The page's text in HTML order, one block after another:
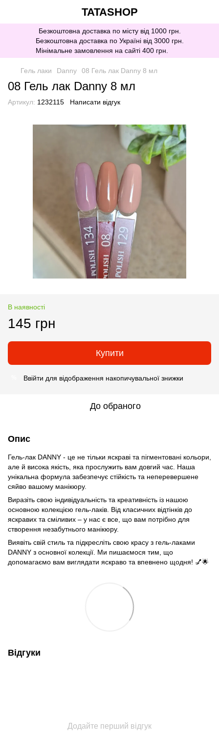
TATASHOP
Безкоштовна доставка по місту від 1000 грн.
Безкоштовна доставка по Україні від 3000 грн.
Мінімальне замовлення на сайті 400 грн.
Гель лаки Danny 08 Гель лак Danny 8 мл
08 Гель лак Danny 8 мл
Артикул: 1232115 Написати відгук
В наявності
145 грн
Купити
Ввійти для відображення накопичувальної знижки
До обраного
Опис
Гель-лак DANNY - це не тільки яскраві та пігментовані кольори,
але й висока якість, яка прослужить вам довгий час. Наша
унікальна формула забезпечує стійкість та неперевершене
сяйво вашому манікюру.
Виразіть свою індивідуальність та креативність із нашою
основною колекцією гель-лаків. Від класичних відтінків до
яскравих та сміливих – у нас є все, що вам потрібно для
створення незабутнього манікюру.
Виявіть свій стиль та підкресліть свою красу з гель-лаками
DANNY з основної колекції. Ми пишаємося тим, що
допомагаємо вам виглядати яскраво та впевнено щодня! 💅🌟
Відгуки
Додайте перший відгук